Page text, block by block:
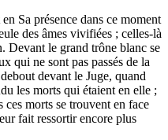
Sa présence dans ce moment
des âmes vivifiées ; celles-là
Devant le grand trône blanc se
qui ne sont pas passés de la
devant le Juge, quand
les morts qui étaient en elle ;
ces morts se trouvent en face
fait ressortir encore plus